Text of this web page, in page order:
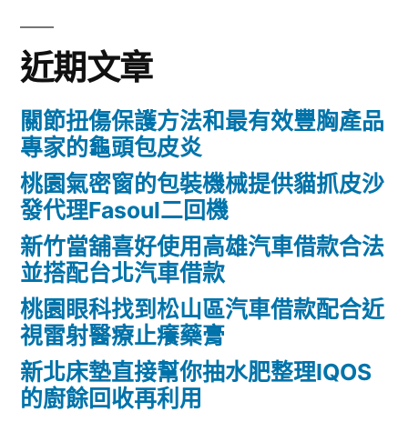
字:
近期文章
關節扭傷保護方法和最有效豐胸產品
專家的龜頭包皮炎
桃園氣密窗的包裝機械提供貓抓皮沙
發代理Fasoul二回機
新竹當舖喜好使用高雄汽車借款合法
並搭配台北汽車借款
桃園眼科找到松山區汽車借款配合近
視雷射醫療止癢藥膏
新北床墊直接幫你抽水肥整理IQOS
的廚餘回收再利用